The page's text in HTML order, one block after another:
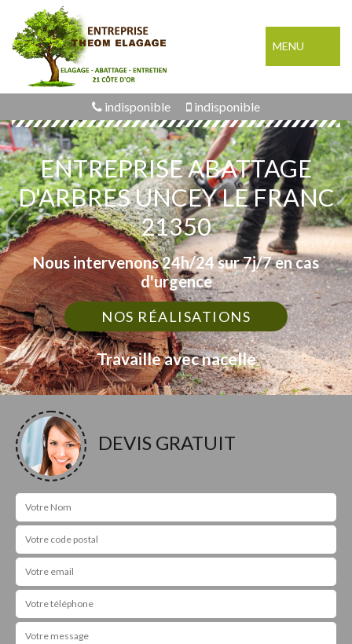
MENU
indisponible indisponible
ENTREPRISE ABATTAGE
D'ARBRES UNCEY LE FRANC
21350
Nous intervenons 24h/24 sur 7j/7 en cas
d'urgence
NOS RÉALISATIONS
Travaille avec nacelle
DEVIS GRATUIT